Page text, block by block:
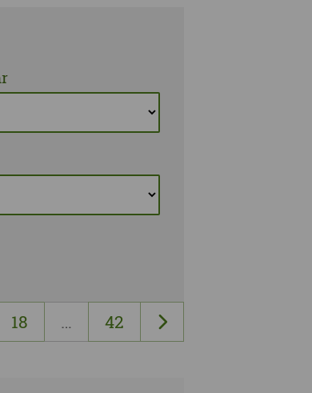
18 …
42
nächste Seite